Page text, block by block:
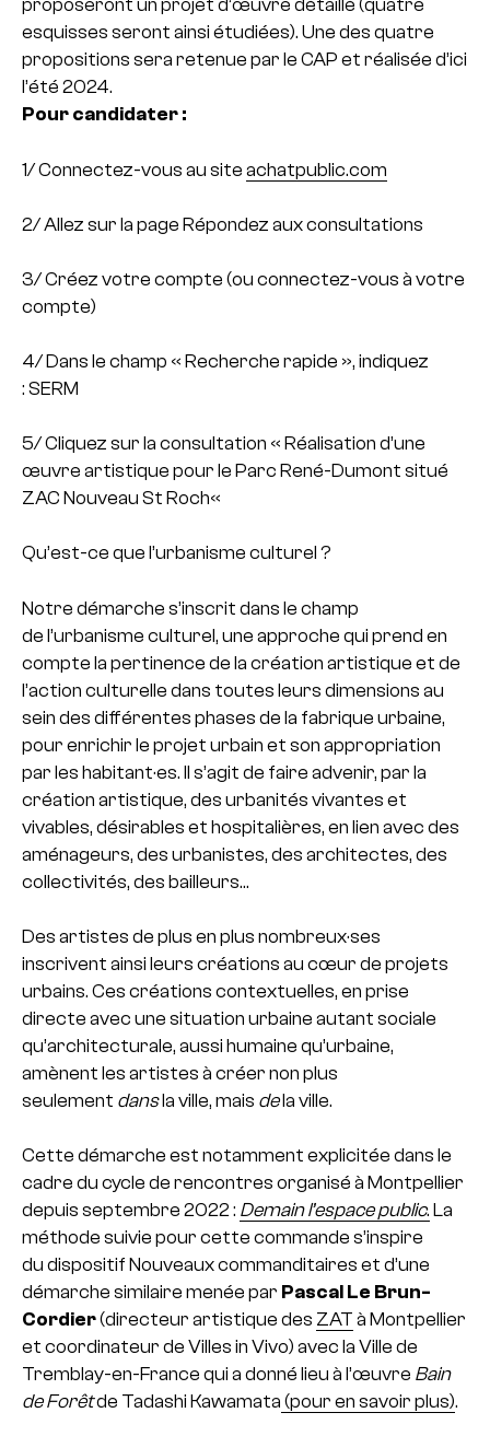
proposeront un projet d’œuvre détaillé (quatre
esquisses seront ainsi étudiées). Une des quatre
propositions sera retenue par le CAP et réalisée d’ici
l’été 2024.
Pour candidater :
1/ Connectez-vous au site achatpublic.com
2/ Allez sur la page Répondez aux consultations
3/ Créez votre compte (ou connectez-vous à votre
compte)
4/ Dans le champ « Recherche rapide », indiquez
: SERM
5/ Cliquez sur la consultation « Réalisation d’une
œuvre artistique pour le Parc René-Dumont situé
ZAC Nouveau St Roch«
Qu’est-ce que l’urbanisme culturel ?
Notre démarche s’inscrit dans le champ
de l’urbanisme culturel, une approche qui prend en
compte la pertinence de la création artistique et de
l’action culturelle dans toutes leurs dimensions au
sein des différentes phases de la fabrique urbaine,
pour enrichir le projet urbain et son appropriation
par les habitant·es. Il s’agit de faire advenir, par la
création artistique, des urbanités vivantes et
vivables, désirables et hospitalières, en lien avec des
aménageurs, des urbanistes, des architectes, des
collectivités, des bailleurs…
Des artistes de plus en plus nombreux·ses
inscrivent ainsi leurs créations au cœur de projets
urbains. Ces créations contextuelles, en prise
directe avec une situation urbaine autant sociale
qu’architecturale, aussi humaine qu’urbaine,
amènent les artistes à créer non plus
seulement dansla ville, mais dela ville.
Cette démarche est notamment explicitée dans le
cadre du cycle de rencontres organisé à Montpellier
depuis septembre 2022 : Demain l’espace public. La
méthode suivie pour cette commande s’inspire
du dispositif Nouveaux commanditaires et d’une
démarche similaire menée par Pascal Le Brun-
Cordier(directeur artistique des ZAT à Montpellier
et coordinateur de Villes in Vivo) avec la Ville de
Tremblay-en-France qui a donné lieu à l’œuvre Bain
de Forêtde Tadashi Kawamata (pour en savoir plus).